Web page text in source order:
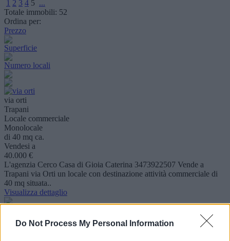
Do Not Process My Personal Information
1 2 3 4 5 ...
Totale immobili: 52
Ordina per:
Prezzo
Superficie
Numero locali
via orti
Trapani
Locale commerciale
Monolocale
di 40 mq ca.
Vendesi a
40.000 €
L'agenzia Cerco Casa di Gioia Caterina 3473922507 Vende a
Trapani via Orti un locale con destinazione attività commerciale di
40 mq situata..
Visualizza dettaglio
zona via manzoni
Trapani